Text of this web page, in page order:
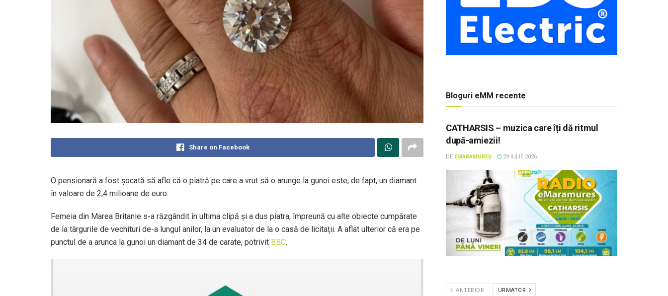
Share on Facebook
O pensionară a fost șocată să afle că o piatră pe care a vrut să o arunge la gunoi este, de fapt, un diamant
în valoare de 2,4 milioane de euro.
Femeia din Marea Britanie s-a răzgândit în ultima clipă și a dus piatra, împreună cu alte obiecte cumpărate
de la târgurile de vechituri de-a lungul anilor, la un evaluator de la o casă de licitații. A aflat ulterior că era pe
punctul de a arunca la gunoi un diamant de 34 de carate, potrivit BBC.
Bloguri eMM recente
CATHARSIS – muzica care îți dă ritmul
după-amiezii!
DE EMARAMUREȘ 29 IULIE 2026
ANTERIOR URMATOR